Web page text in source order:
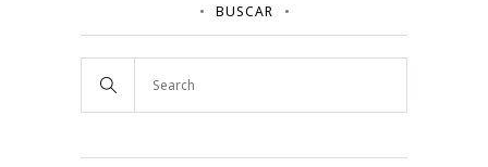
BUSCAR